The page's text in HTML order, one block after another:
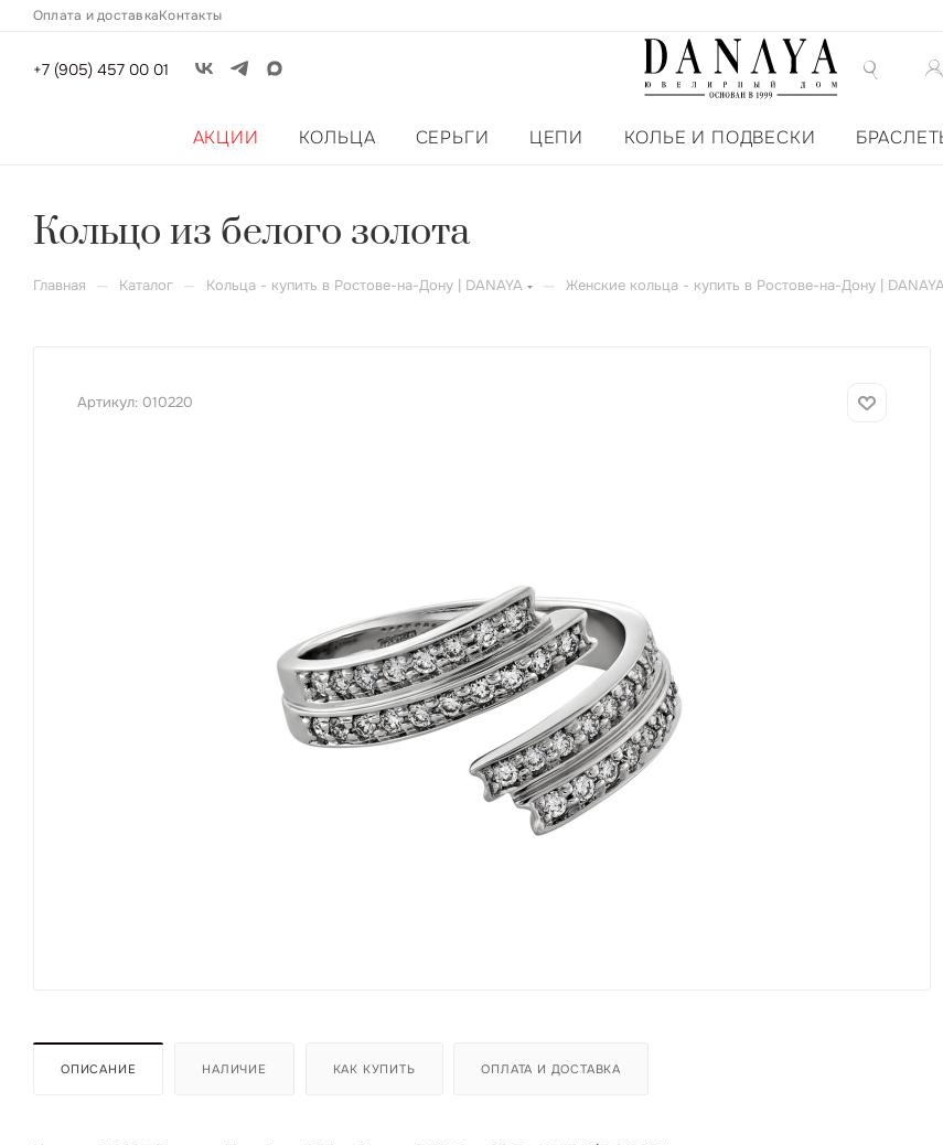
Оплата и доставкаКонтакты
+7 (905) 457 00 01
АКЦИИ КОЛЬЦА СЕРЬГИ ЦЕПИ КОЛЬЕ И ПОДВЕСКИ
Кольцо из белого золота
Главная — Каталог — Кольца - купить в Ростове-на-Дону | DANAYA — Женские кольца - купить в Ростове-на-Дону |
Артикул: 010220
ОПИСАНИЕ НАЛИЧИЕ КАК КУПИТЬ ОПЛАТА И ДОСТАВКА